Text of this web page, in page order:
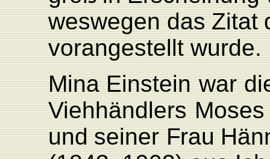
weswegen das Zitat
vorangestellt wurde.
Mina Einstein war
Viehhändlers Moses
und seiner Frau